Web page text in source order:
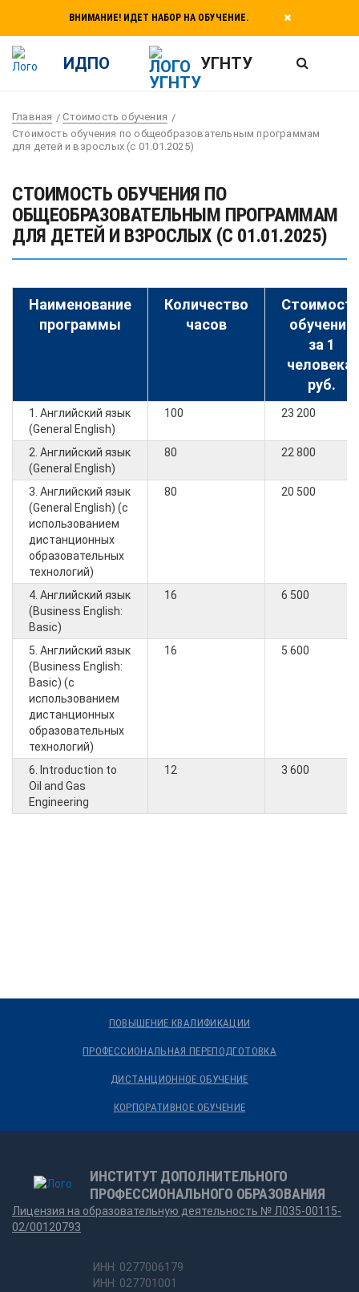
ВНИМАНИЕ! ИДЕТ НАБОР НА ОБУЧЕНИЕ.
ИДПО УГНТУ
Главная
Стоимость обучения
Стоимость обучения по общеобразовательным программам
для детей и взрослых (с 01.01.2025)
СТОИМОСТЬ ОБУЧЕНИЯ ПО
ОБЩЕОБРАЗОВАТЕЛЬНЫМ ПРОГРАММАМ
ДЛЯ ДЕТЕЙ И ВЗРОСЛЫХ (С 01.01.2025)
Наименование
программы
Количество
часов
обучения
за 1
человека,
руб.
1. Английский язык
(General English)
100 23 200
2. Английский язык
(General English)
80 22 800
3. Английский язык
(General English) (с
использованием
дистанционных
образовательных
технологий)
80 20 500
4. Английский язык
(Business English:
Basic)
16 6 500
5. Английский язык
(Business English:
Basic) (с
использованием
дистанционных
образовательных
технологий)
16 5 600
6. Introduction to
Oil and Gas
Engineering
12 3 600
ПОВЫШЕНИЕ КВАЛИФИКАЦИИ
ПРОФЕССИОНАЛЬНАЯ ПЕРЕПОДГОТОВКА
ДИСТАНЦИОННОЕ ОБУЧЕНИЕ
КОРПОРАТИВНОЕ ОБУЧЕНИЕ
ИНСТИТУТ ДОПОЛНИТЕЛЬНОГО
ПРОФЕССИОНАЛЬНОГО ОБРАЗОВАНИЯ
Лицензия на образовательную деятельность № Л035-00115-
02/00120793
ИНН: 0277006179
ИНН: 027701001